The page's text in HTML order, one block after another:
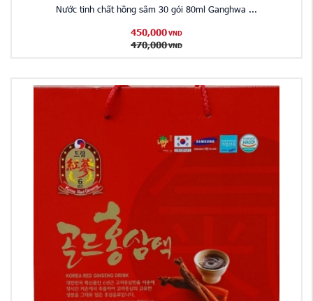
Nước tinh chất hồng sâm 30 gói 80ml Ganghwa ...
450,000 VND
470,000 VND